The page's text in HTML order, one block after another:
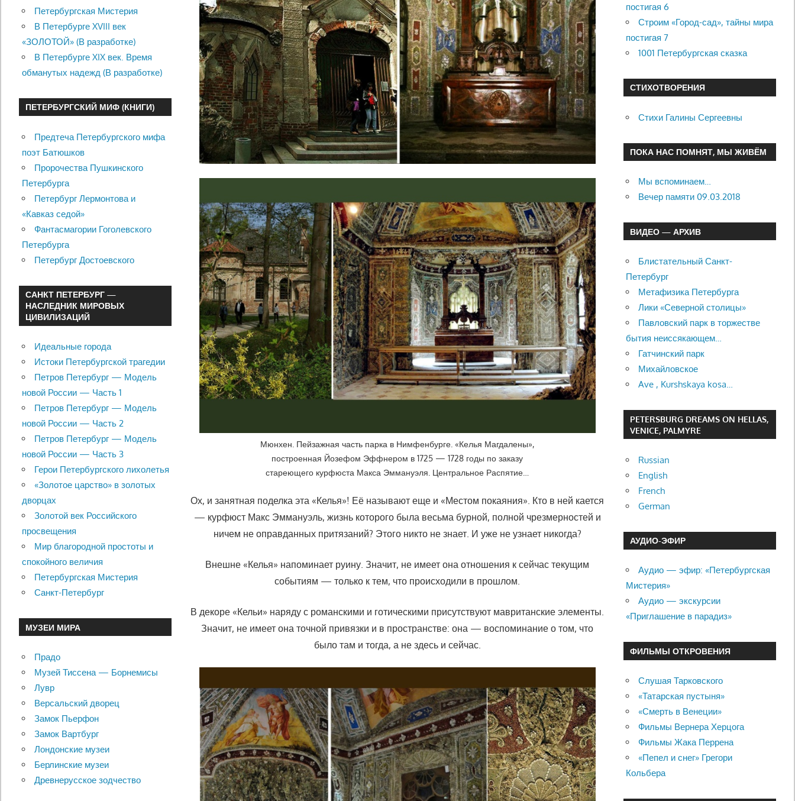
Мюнхен. Пейзажная часть парка в Нимфенбурге. «Келья Магдалены»,
построенная Йозефом Эффнером в 1725 — 1728 годы по заказу
стареющего курфюста Макса Эммануэля. Центральное Распятие…
Ох, и занятная поделка эта «Келья»! Её называют еще и «Местом покаяния». Кто в ней кается
— курфюст Макс Эммануэль, жизнь которого была весьма бурной, полной чрезмерностей и
ничем не оправданных притязаний? Этого никто не знает. И уже не узнает никогда?
Внешне «Келья» напоминает руину. Значит, не имеет она отношения к сейчас текущим
событиям — только к тем, что происходили в прошлом.
В декоре «Кельи» наряду с романскими и готическими присутствуют мавританские элементы.
Значит, не имеет она точной привязки и в пространстве: она — воспоминание о том, что
было там и тогда, а не здесь и сейчас.
Петербургская Мистерия
В Петербурге XVIII век
«ЗОЛОТОЙ» (В разработке)
В Петербурге XIX век. Время
обманутых надежд (В разработке)
ПЕТЕРБУРГСКИЙ МИФ (КНИГИ)
Предтеча Петербургского мифа
поэт Батюшков
Пророчества Пушкинского
Петербурга
Петербург Лермонтова и
«Кавказ седой»
Фантасмагории Гоголевского
Петербурга
Петербург Достоевского
САНКТ ПЕТЕРБУРГ —
НАСЛЕДНИК МИРОВЫХ
ЦИВИЛИЗАЦИЙ
Идеальные города
Истоки Петербургской трагедии
Петров Петербург — Модель
новой России — Часть 1
Петров Петербург — Модель
новой России — Часть 2
Петров Петербург — Модель
новой России — Часть 3
Герои Петербургского лихолетья
«Золотое царство» в золотых
дворцах
Золотой век Российского
просвещения
Мир благородной простоты и
спокойного величия
Петербургская Мистерия
Санкт-Петербург
МУЗЕИ МИРА
Прадо
Музей Тиссена — Борнемисы
Лувр
Версальский дворец
Замок Пьерфон
Замок Вартбург
Лондонские музеи
Берлинские музеи
Древнерусское зодчество
постигая 6
Строим «Город-сад», тайны мира
постигая 7
1001 Петербургская сказка
СТИХОТВОРЕНИЯ
Стихи Галины Сергеевны
ПОКА НАС ПОМНЯТ, МЫ ЖИВЁМ
Мы вспоминаем…
Вечер памяти 09.03.2018
ВИДЕО — АРХИВ
Блистательный Санкт-
Петербург
Метафизика Петербурга
Лики «Северной столицы»
Павловский парк в торжестве
бытия неиссякающем…
Гатчинский парк
Михайловское
Ave , Kurshskaya kosa…
PETERSBURG DREAMS ON HELLAS,
VENICE, PALMYRE
Russian
English
French
German
АУДИО-ЭФИР
Аудио — эфир: «Петербургская
Мистерия»
Аудио — экскурсии
«Приглашение в парадиз»
ФИЛЬМЫ ОТКРОВЕНИЯ
Слушая Тарковского
«Татарская пустыня»
«Смерть в Венеции»
Фильмы Вернера Херцога
Фильмы Жака Перрена
«Пепел и снег» Грегори
Кольбера